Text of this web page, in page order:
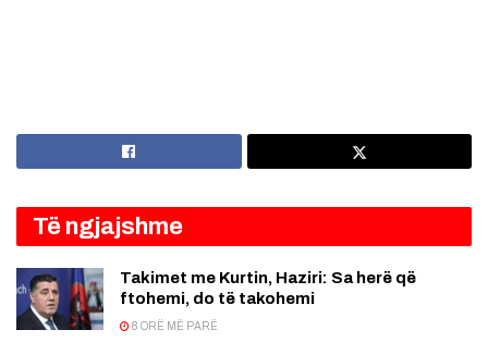
Të ngjajshme
Takimet me Kurtin, Haziri: Sa herë që
ftohemi, do të takohemi
8 ORË MË PARË